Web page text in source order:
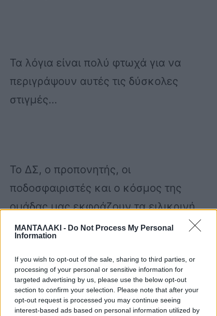
ΜΑΝΤΑΛΑΚΙ - Do Not Process My Personal
Information
If you wish to opt-out of the sale, sharing to third parties, or
processing of your personal or sensitive information for
targeted advertising by us, please use the below opt-out
section to confirm your selection. Please note that after your
opt-out request is processed you may continue seeing
interest-based ads based on personal information utilized by
Τα λόγια είναι πολύ φτωχά για να
περιγράψουν αυτές τις δύσκολες
στιγμές…
Το ΔΣ, ο προπονητής, οι
ποδοσφαιριστές και ο κόσμος της
ομάδας μας εκφράζουν τα ειλικρινή
τους συλλυπητήρια στην οικογένεια
αθώων ψυχών που έφυγαν τόσο άδικα
και πρόωρα…»